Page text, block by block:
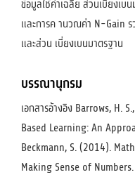
ข้อมูลใช้ค่าเฉลี่ย ส่วนเบี่ยงเ
และการค านวณค่า N-Gain ร
และส่วน เบี่ยงเบนมาตรฐาน
บรรณานุกรม
เอกสารอ้างอิง Barrows, H.
Based Learning: An
Beckmann, S. (2014).
Making Sense of